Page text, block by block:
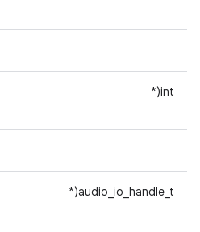
int(*
audio_io_handle_t(*